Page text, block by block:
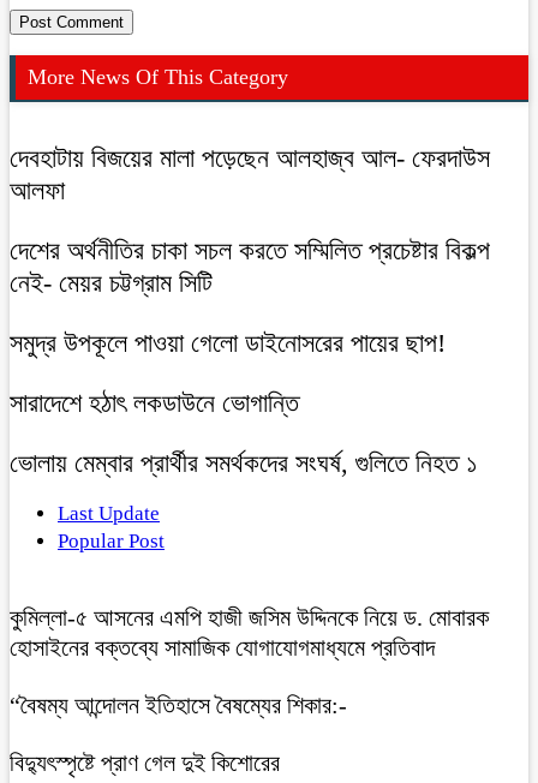
More News Of This Category
দেবহাটায় বিজয়ের মালা পড়েছেন আলহাজ্ব আল- ফেরদাউস
আলফা
দেশের অর্থনীতির চাকা সচল করতে সম্মিলিত প্রচেষ্টার বিকল্প
নেই- মেয়র চট্টগ্রাম সিটি
সমুদ্র উপকূলে পাওয়া গেলো ডাইনোসরের পায়ের ছাপ!
সারাদেশে হঠাৎ লকডাউনে ভোগান্তি
ভোলায় মেম্বার প্রার্থীর সমর্থকদের সংঘর্ষ, গুলিতে নিহত ১
Last Update
Popular Post
কুমিল্লা-৫ আসনের এমপি হাজী জসিম উদ্দিনকে নিয়ে ড. মোবারক
হোসাইনের বক্তব্যে সামাজিক যোগাযোগমাধ্যমে প্রতিবাদ
“বৈষম্য আন্দোলন ইতিহাসে বৈষম্যের শিকার:-
বিদ্যুৎস্পৃষ্টে প্রাণ গেল দুই কিশোরের